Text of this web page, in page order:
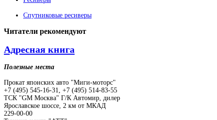
Спутниковые ресиверы
Читатели рекомендуют
Адресная книга
Полезные места
Прокат японских авто "Миги-моторс"
+7 (495) 545-16-31, +7 (495) 514-83-55
ТСК "GM Москва" Г/К Автомир, дилер
Ярославское шоссе, 2 км от МКАД
229-00-00